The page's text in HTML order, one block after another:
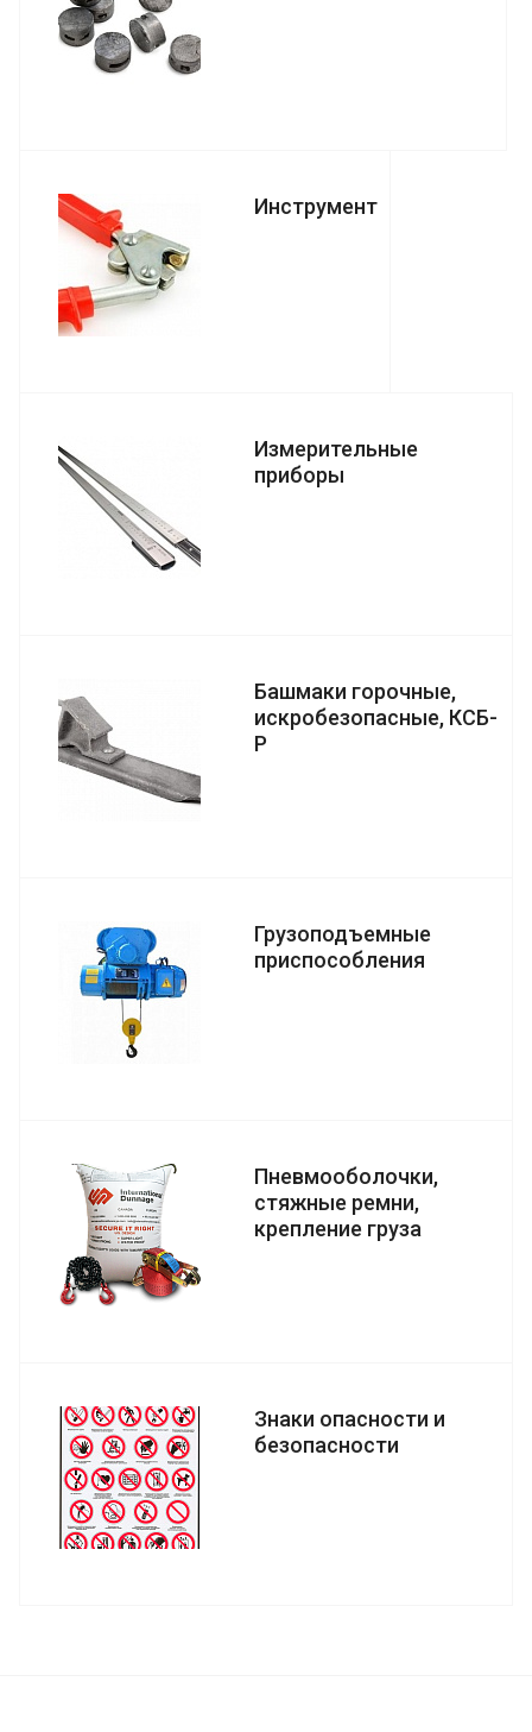
Инструмент
Измерительные
приборы
Башмаки горочные,
искробезопасные, КСБ-
Р
Грузоподъемные
приспособления
Пневмооболочки,
стяжные ремни,
крепление груза
Знаки опасности и
безопасности